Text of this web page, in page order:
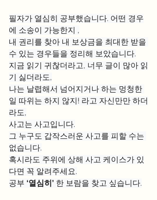
필자가 열심히 공부했습니다. 어떤 경우
에 소송이 가능한지 ,
내 권리를 찾아 내 보상금을 최대한 받을
수 있는 경우들을 정리해 보았습니다.
지금 읽기 귀찮더라고, 너무 글이 많아 읽
기 싫더라도,
나는 날렵해서 넘어지거나 하는 멍청한
일 따위는 하지 않지! 라고 자신만만 하더
라도,
사고는 사고입니다.
그 누구도 갑작스러운 사고를 피할 수는
없습니다.
혹시라도 주위에 상해 사고 케이스가 있
다면 꼭 알려주세요.
공부 ‘열심히’ 한 보람을 찾고 싶습니다.